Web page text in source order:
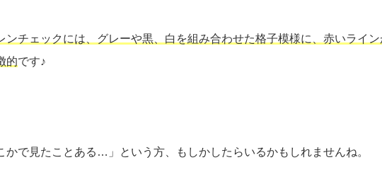
ンチェックには、グレーや黒、白を組み合わせた格子模様に、赤いライン
的です♪
かで見たことある…」という方、もしかしたらいるかもしれませんね。